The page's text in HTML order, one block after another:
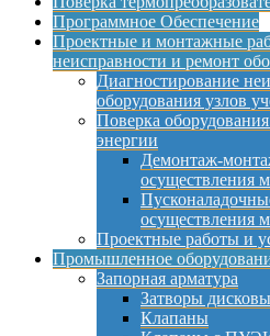
Программное Обеспечение
Проектные и монтажные
неисправности и ремонт
Диагностирование
оборудования узлов
Поверка
энергии
Демонтаж-
осуществления
осуществления
Проектные работы и
Промышленное
Запорная арматура
Затворы
Клапаны